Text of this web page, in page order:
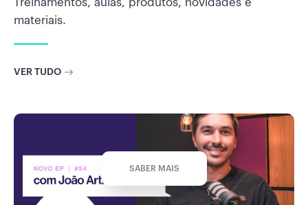
Treinamentos, aulas, produtos, novidades e
materiais.
VER TUDO
SABER MAIS